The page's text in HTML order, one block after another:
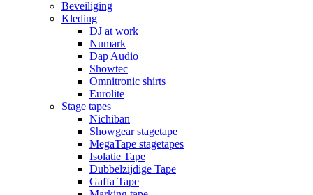
Beveiliging
Kleding
DJ at work
Numark
Dap Audio
Showtec
Omnitronic shirts
Eurolite
Stage tapes
Nichiban
Showgear stagetape
MegaTape stagetapes
Isolatie Tape
Dubbelzijdige Tape
Gaffa Tape